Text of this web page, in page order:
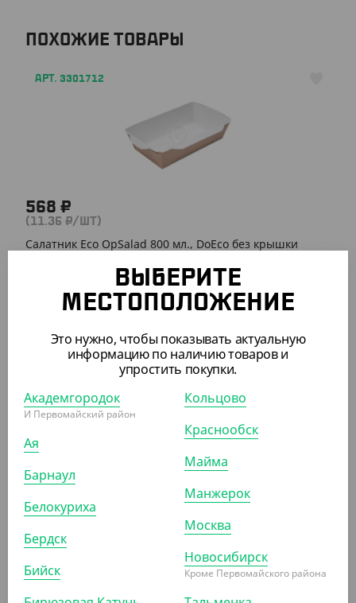
ПОХОЖИЕ ТОВАРЫ
АРТ. 3301712
568 ₽
(11.36 ₽/ШТ)
Салатник Eco OpSalad 800 мл., DoEco без крышки
КОР (400)
АРТ. 33017032
610 ₽
(12.20 ₽/ШТ)
Салатник Eco OpSalad 800 мл. Черный, DoEco без
ВЫБЕРИТЕ
МЕСТОПОЛОЖЕНИЕ
Это нужно, чтобы показывать актуальную
информацию по наличию товаров и
упростить покупки.
Академгородок
И Первомайский район
Ая
Барнаул
Белокуриха
Бердск
Бийск
Кольцово
Краснообск
Майма
Манжерок
Москва
Новосибирск
Кроме Первомайского района